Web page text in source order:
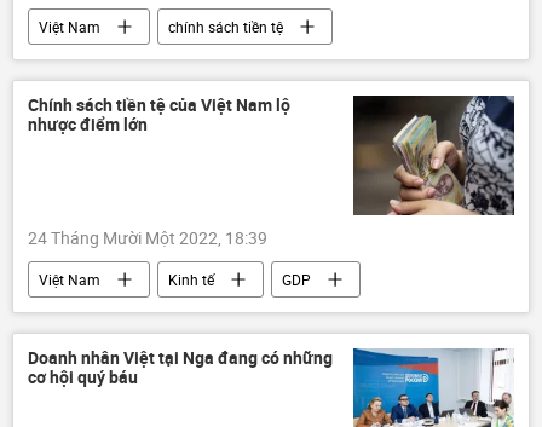
Việt Nam
chính sách tiền tệ
Ngân hàng Nhà nước
Kinh tế
Thành phố Hồ Chí Minh
Chính sách tiền tệ của Việt Nam lộ
nhược điểm lớn
24 Tháng Mười Một 2022, 18:39
Việt Nam Kinh tế
GDP
chính sách tiền tệ
Ngân hàng Nhà nước VN
vnd
Doanh nhân Việt tại Nga đang có những
cơ hội quý báu